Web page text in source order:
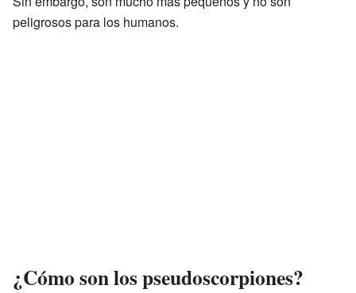
peligrosos para los humanos.
¿Cómo son los pseudoscorpiones?